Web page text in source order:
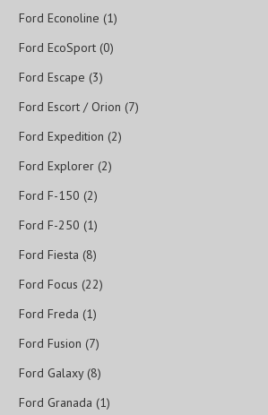
Ford Econoline (1)
Ford EcoSport (0)
Ford Escape (3)
Ford Escort / Orion (7)
Ford Expedition (2)
Ford Explorer (2)
Ford F-150 (2)
Ford F-250 (1)
Ford Fiesta (8)
Ford Focus (22)
Ford Freda (1)
Ford Fusion (7)
Ford Galaxy (8)
Ford Granada (1)